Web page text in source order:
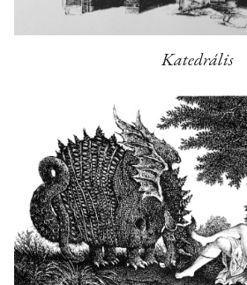
Katedrális